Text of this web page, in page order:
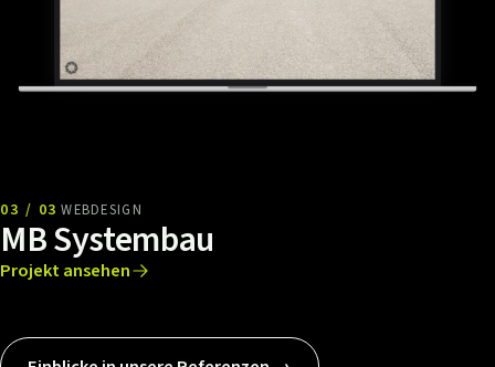
03 / 03 WEBDESIGN
MB Systembau
Projekt ansehen